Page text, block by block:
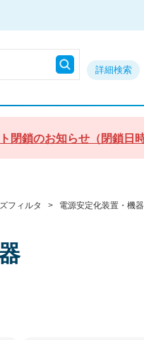
詳細検索
鎖のお知らせ（閉鎖日
フィルタ > 電源安定化装置・機器